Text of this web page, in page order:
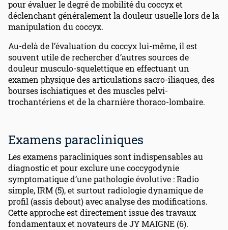
pour évaluer le degré de mobilité du coccyx et
déclenchant généralement la douleur usuelle lors de la
manipulation du coccyx.
Au-delà de l’évaluation du coccyx lui-même, il est
souvent utile de rechercher d’autres sources de
douleur musculo-squelettique en effectuant un
examen physique des articulations sacro-iliaques, des
bourses ischiatiques et des muscles pelvi-
trochantériens et de la charnière thoraco-lombaire.
Examens paracliniques
Les examens paracliniques sont indispensables au
diagnostic et pour exclure une coccygodynie
symptomatique d’une pathologie évolutive : Radio
simple, IRM (5), et surtout radiologie dynamique de
profil (assis debout) avec analyse des modifications.
Cette approche est directement issue des travaux
fondamentaux et novateurs de JY MAIGNE (6).